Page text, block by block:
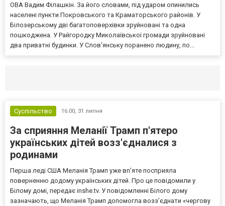
ОВА Вадим Філашкін. За його словами, під ударом опинились
населені пункти Покровського та Краматорського районів. У
Білозерському дві багатоповерхівки зруйновані та одна
пошкоджена. У Райгородку Миколаївської громади зруйновані
два приватні будинки. У Слов’янську поранено людину, по...
Суспільство 16:00, 31 липня
За сприяння Меланії Трамп п'ятеро
українських дітей возз'єдналися з
родинами
Перша леді США Меланія Трамп уже впʼяте посприяла
поверненню додому українських дітей. Про це повідомили у
Білому домі, передає inshe.tv. У повідомленні Білого дому
зазначають, що Меланія Трамп допомогла возз’єднати «чергову